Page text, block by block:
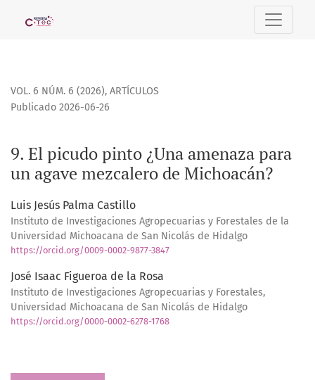
9. El picudo pinto ¿Una amenaza para un agave mezcalero
VOL. 6 NÚM. 6 (2026), ARTÍCULOS
9. El picudo pinto ¿Una amenaza para
un agave mezcalero de Michoacán?
Publicado 2026-06-26
Luis Jesús Palma Castillo
Instituto de Investigaciones Agropecuarias y Forestales de la
Universidad Michoacana de San Nicolás de Hidalgo
https://orcid.org/0009-0002-9877-3847
José Isaac Figueroa de la Rosa
Instituto de Investigaciones Agropecuarias y Forestales,
Universidad Michoacana de San Nicolás de Hidalgo
https://orcid.org/0000-0002-6278-1768